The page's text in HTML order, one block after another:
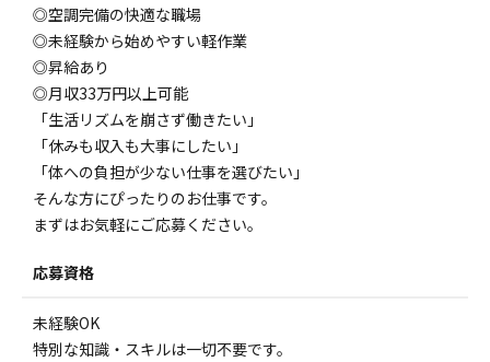
◎空調完備の快適な職場
◎未経験から始めやすい軽作業
◎昇給あり
◎月収33万円以上可能
「生活リズムを崩さず働きたい」
「休みも収入も大事にしたい」
「体への負担が少ない仕事を選びたい」
そんな方にぴったりのお仕事です。
まずはお気軽にご応募ください。
応募資格
未経験OK
特別な知識・スキルは一切不要です。